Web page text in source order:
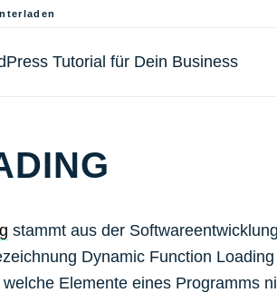
stammt aus der
Dynamic Function
Elemente eines Programms